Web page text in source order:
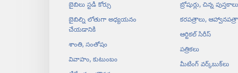
బైబిలు స్టడీ కోర్సు
బైబిల్ని లోతుగా అధ్యయనం
చేయడానికి
శాంతి, సంతోషం
వివాహం, కుటుంబం
బ్రోషుర్లు, చిన్న పుస్తకాలు
కరపత్రాలు,
ఆర్టికల్‌ సిరీస్‌
పత్రికలు
మీటింగ్‌ వర్క్‌బుక్‌లు